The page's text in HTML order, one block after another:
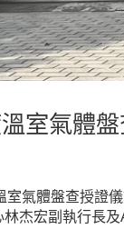
室氣體盤
氣體盤查授證
杰宏副執行長